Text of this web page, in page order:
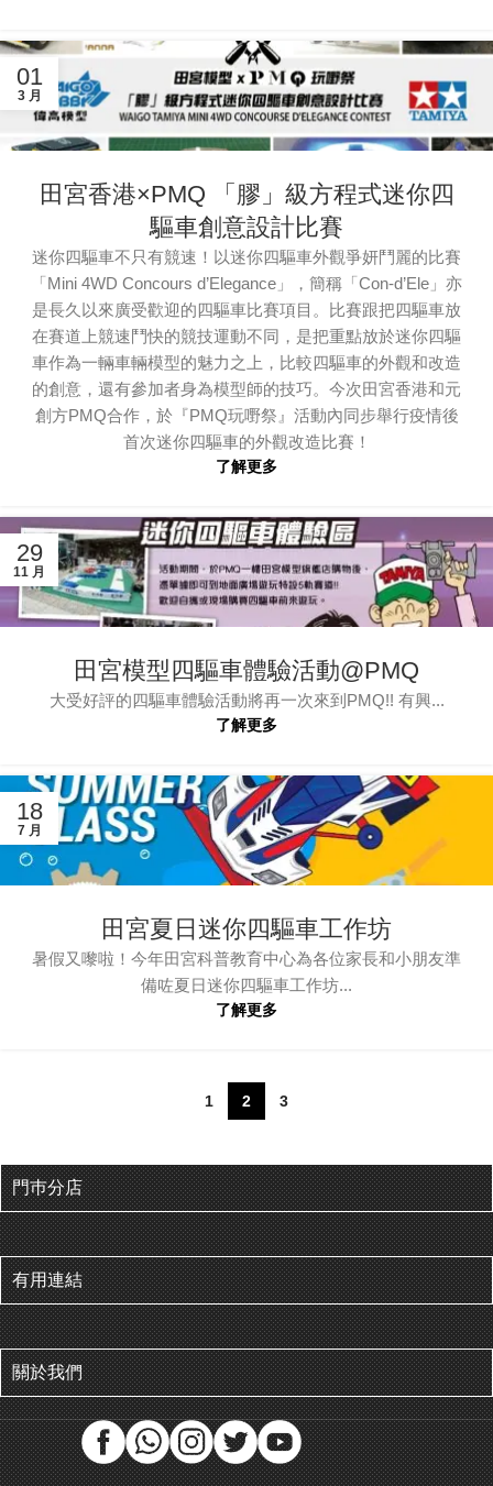
01
3 月
田宮香港×PMQ 「膠」級方程式迷你四
驅車創意設計比賽
迷你四驅車不只有競速！以迷你四驅車外觀爭妍鬥麗的比賽
「Mini 4WD Concours d’Elegance」，簡稱「Con-d’Ele」亦
是長久以來廣受歡迎的四驅車比賽項目。比賽跟把四驅車放
在賽道上競速鬥快的競技運動不同，是把重點放於迷你四驅
車作為一輛車輛模型的魅力之上，比較四驅車的外觀和改造
的創意，還有參加者身為模型師的技巧。今次田宮香港和元
創方PMQ合作，於『PMQ玩嘢祭』活動內同步舉行疫情後
首次迷你四驅車的外觀改造比賽！
了解更多
29
11 月
田宮模型四驅車體驗活動@PMQ
大受好評的四驅車體驗活動將再一次來到PMQ!! 有興...
了解更多
18
7 月
田宮夏日迷你四驅車工作坊
暑假又嚟啦！今年田宮科普教育中心為各位家長和小朋友準
備咗夏日迷你四驅車工作坊...
了解更多
1 2 3
門巿分店
有用連結
關於我們